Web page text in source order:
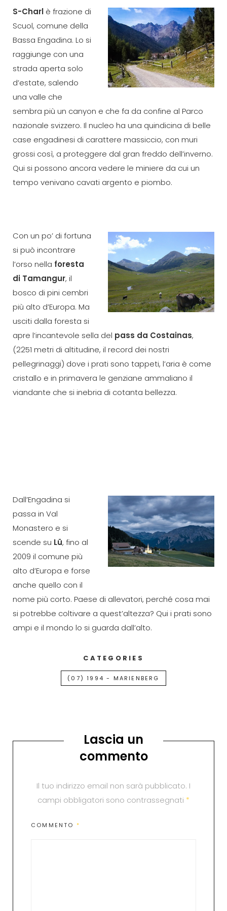
S-Charl è frazione di
Scuol, comune della
Bassa Engadina. Lo si
raggiunge con una
strada aperta solo
d’estate, salendo
una valle che
sembra più un canyon e che fa da confine al Parco
nazionale svizzero. Il nucleo ha una quindicina di belle
case engadinesi di carattere massiccio, con muri
grossi così, a proteggere dal gran freddo dell’inverno.
Qui si possono ancora vedere le miniere da cui un
tempo venivano cavati argento e piombo.
Con un po’ di fortuna
si può incontrare
l’orso nella foresta
di Tamangur, il
bosco di pini cembri
più alto d’Europa. Ma
usciti dalla foresta si
apre l’incantevole sella del pass da Costainas,
(2251 metri di altitudine, il record dei nostri
pellegrinaggi) dove i prati sono tappeti, l’aria è come
cristallo e in primavera le genziane ammaliano il
viandante che si inebria di cotanta bellezza.
Dall’Engadina si
passa in Val
Monastero e si
scende su Lü, fino al
2009 il comune più
alto d’Europa e forse
anche quello con il
nome più corto. Paese di allevatori, perché cosa mai
si potrebbe coltivare a quest’altezza? Qui i prati sono
ampi e il mondo lo si guarda dall’alto.
CATEGORIES
(07) 1994 - MARIENBERG
Lascia un
commento
Il tuo indirizzo email non sarà pubblicato. I
campi obbligatori sono contrassegnati *
COMMENTO *